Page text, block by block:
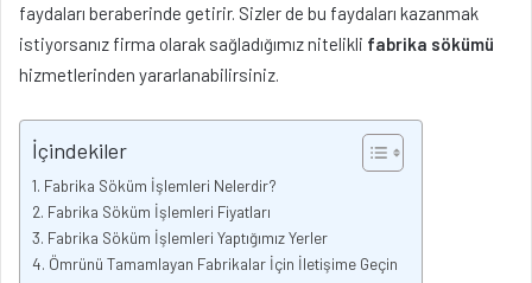
faydaları beraberinde getirir. Sizler de bu faydaları kazanmak
istiyorsanız firma olarak sağladığımız nitelikli fabrika sökümü
hizmetlerinden yararlanabilirsiniz.
İçindekiler
Fabrika Söküm İşlemleri Nelerdir?
Fabrika Söküm İşlemleri Fiyatları
Fabrika Söküm İşlemleri Yaptığımız Yerler
Ömrünü Tamamlayan Fabrikalar İçin İletişime Geçin